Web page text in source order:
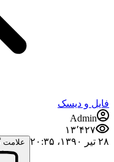
و دیسک
علامت گذاری